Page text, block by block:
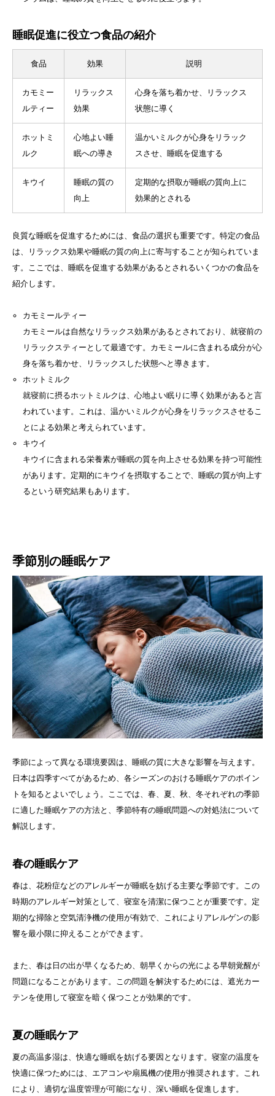
睡眠促進に役立つ食品の紹介
食品 効果 説明
カモミー
ルティー
リラックス
効果
心身を落ち着かせ、リラックス
状態に導く
ホットミ
ルク
心地よい睡
眠への導き
温かいミルクが心身をリラック
スさせ、睡眠を促進する
キウイ
睡眠の質の
向上
定期的な摂取が睡眠の質向上に
効果的とされる
良質な睡眠を促進するためには、食品の選択も重要です。特定の食品
は、リラックス効果や睡眠の質の向上に寄与することが知られていま
す。ここでは、睡眠を促進する効果があるとされるいくつかの食品を
紹介します。
カモミールティー
カモミールは自然なリラックス効果があるとされており、就寝前の
リラックスティーとして最適です。カモミールに含まれる成分が心
身を落ち着かせ、リラックスした状態へと導きます。
ホットミルク
就寝前に摂るホットミルクは、心地よい眠りに導く効果があると言
われています。これは、温かいミルクが心身をリラックスさせるこ
とによる効果と考えられています。
キウイ
キウイに含まれる栄養素が睡眠の質を向上させる効果を持つ可能性
があります。定期的にキウイを摂取することで、睡眠の質が向上す
るという研究結果もあります。
季節別の睡眠ケア
季節によって異なる環境要因は、睡眠の質に大きな影響を与えます。
日本は四季すべてがあるため、各シーズンのおける睡眠ケアのポイン
トを知るとよいでしょう。ここでは、春、夏、秋、冬それぞれの季節
に適した睡眠ケアの方法と、季節特有の睡眠問題への対処法について
解説します。
春の睡眠ケア
春は、花粉症などのアレルギーが睡眠を妨げる主要な季節です。この
時期のアレルギー対策として、寝室を清潔に保つことが重要です。定
期的な掃除と空気清浄機の使用が有効で、これによりアレルゲンの影
響を最小限に抑えることができます。
また、春は日の出が早くなるため、朝早くからの光による早朝覚醒が
問題になることがあります。この問題を解決するためには、遮光カー
テンを使用して寝室を暗く保つことが効果的です。
夏の睡眠ケア
夏の高温多湿は、快適な睡眠を妨げる要因となります。寝室の温度を
快適に保つためには、エアコンや扇風機の使用が推奨されます。これ
により、適切な温度管理が可能になり、深い睡眠を促進します。